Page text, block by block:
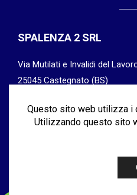
SPALENZA 2 SRL
Via Mutilati e Invalidi del
25045 Castegnato (BS)
SDI: M5UXCR1
Questo sito web utilizza i
Utilizzando questo sito